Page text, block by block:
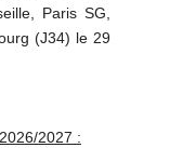
Paris SG,
(J34) le 29
2027 :